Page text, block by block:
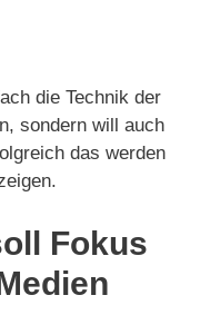
die Technik der
sondern will auch
das werden
Fokus